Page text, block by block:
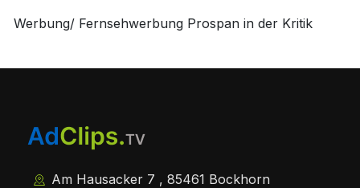
Werbung/ Fernsehwerbung Prospan in der Kritik
Am Hausacker 7 , 85461 Bockhorn